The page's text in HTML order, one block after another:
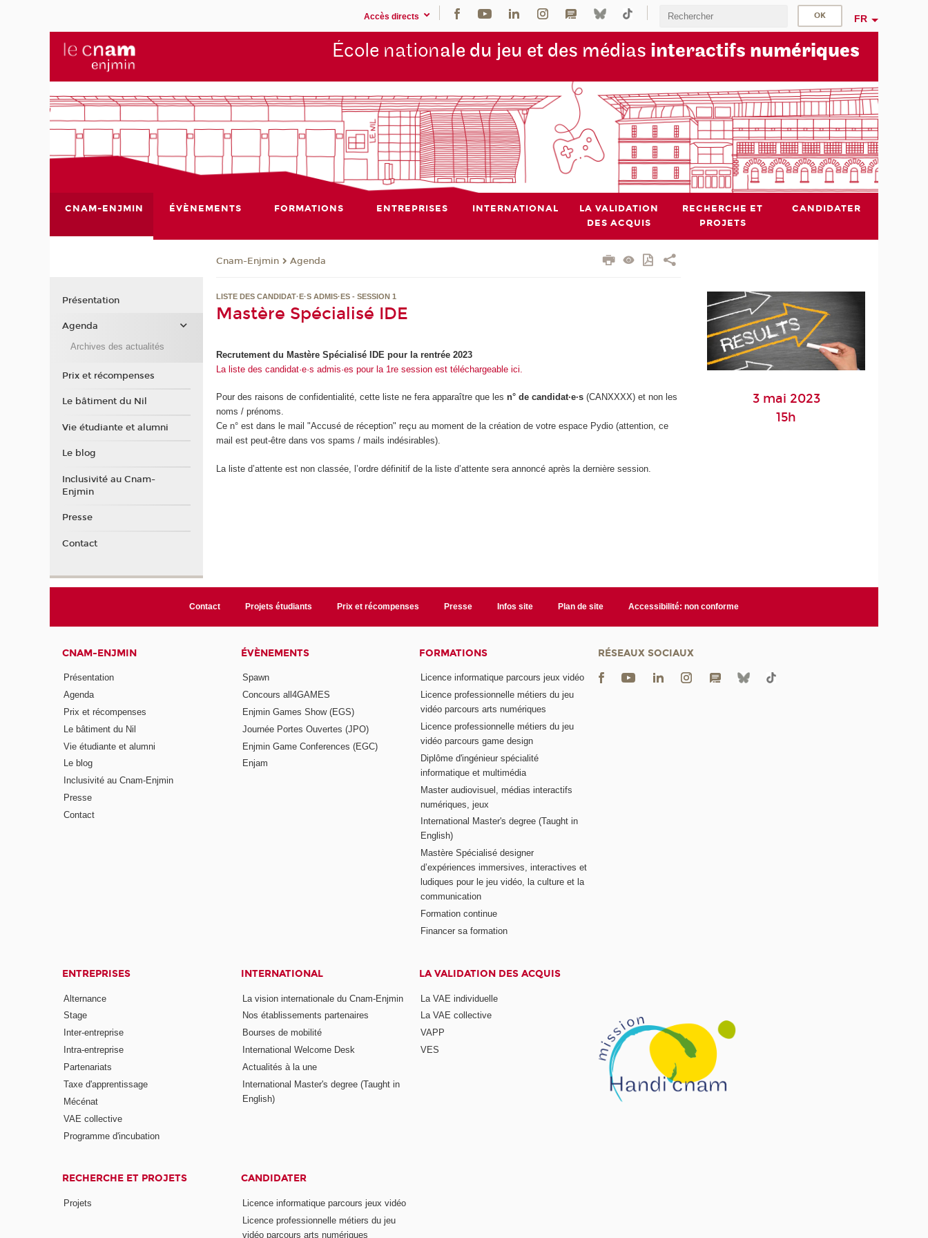
Accès directs FR
École nationale du jeu et des médias interactifs numériques
CNAM-ENJMIN ÉVÈNEMENTS FORMATIONS ENTREPRISES INTERNATIONAL
LA VALIDATION
DES ACQUIS
RECHERCHE ET
PROJETS
CANDIDATER
Cnam-Enjmin Agenda
LISTE DES CANDIDAT·E·S ADMIS·ES - SESSION 1
Mastère Spécialisé IDE
Recrutement du Mastère Spécialisé IDE pour la rentrée 2023
La liste des candidat·e·s admis·es pour la 1re session est téléchargeable ici.
Pour des raisons de confidentialité, cette liste ne fera apparaître que lesn° de candidat·e·s (CANXXXX) et non les
noms / prénoms.
Ce n° est dans le mail "Accusé de réception" reçu au moment de la création de votre espace Pydio (attention, ce
mail est peut-être dans vos spams / mails indésirables).
La liste d’attente est non classée, l’ordre définitif de la liste d’attente sera annoncé après la dernière session.
3 mai 2023
15h
Présentation
Agenda
Archives des actualités
Prix et récompenses
Le bâtiment du Nil
Vie étudiante et alumni
Le blog
Inclusivité au Cnam-
Enjmin
Presse
Contact
Contact Projets étudiants Prix et récompenses Presse Infos site Plan de site Accessibilité: non conforme
CNAM-ENJMIN
Présentation
Agenda
Prix et récompenses
Le bâtiment du Nil
Vie étudiante et alumni
Le blog
Inclusivité au Cnam-Enjmin
Presse
Contact
ÉVÈNEMENTS
Spawn
Concours all4GAMES
Enjmin Games Show (EGS)
Journée Portes Ouvertes (JPO)
Enjmin Game Conferences (EGC)
Enjam
FORMATIONS
Licence informatique parcours jeux vidéo
Licence professionnelle métiers du jeu
vidéo parcours arts numériques
Licence professionnelle métiers du jeu
vidéo parcours game design
Diplôme d'ingénieur spécialité
informatique et multimédia
Master audiovisuel, médias interactifs
numériques, jeux
International Master's degree (Taught in
English)
Mastère Spécialisé designer
d’expériences immersives, interactives et
ludiques pour le jeu vidéo, la culture et la
communication
Formation continue
Financer sa formation
ENTREPRISES
Alternance
Stage
Inter-entreprise
Intra-entreprise
Partenariats
Taxe d'apprentissage
Mécénat
VAE collective
Programme d'incubation
INTERNATIONAL
La vision internationale du Cnam-Enjmin
Nos établissements partenaires
Bourses de mobilité
International Welcome Desk
Actualités à la une
International Master's degree (Taught in
English)
LA VALIDATION DES ACQUIS
La VAE individuelle
La VAE collective
VAPP
VES
RECHERCHE ET PROJETS
Projets
CANDIDATER
Licence informatique parcours jeux vidéo
Licence professionnelle métiers du jeu
vidéo parcours arts numériques
RÉSEAUX SOCIAUX